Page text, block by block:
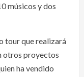
músicos y dos
tour que realizará
otros proyectos
ha vendido